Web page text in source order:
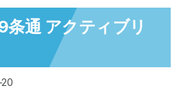
条通 アクティブリ